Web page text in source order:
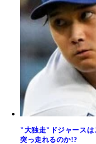
"大独走"ドジャースは
突っ走れるのか!?